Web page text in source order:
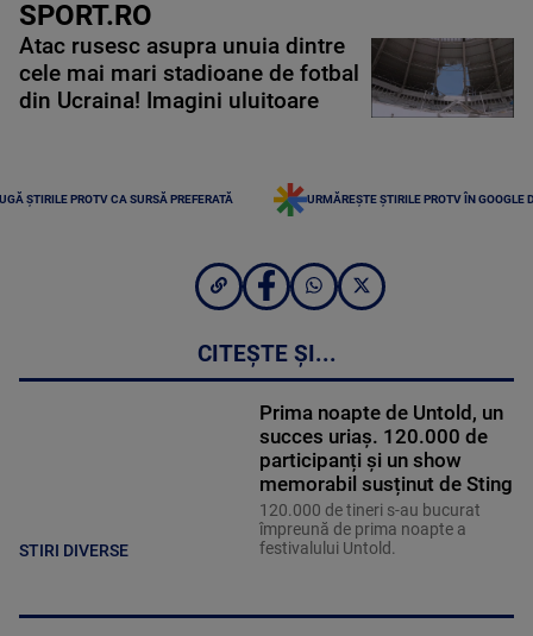
SPORT.RO
Atac rusesc asupra unuia dintre
cele mai mari stadioane de fotbal
din Ucraina! Imagini uluitoare
ȘTIRILE PROTV CA SURSĂ PREFERATĂ URMĂREȘTE ȘTIRILE PROTV ÎN GOOGLE
CITEȘTE ȘI...
STIRI DIVERSE
Prima noapte de Untold, un
succes uriaș. 120.000 de
participanți și un show
memorabil susținut de Sting
120.000 de tineri s-au bucurat
împreună de prima noapte a
festivalului Untold.